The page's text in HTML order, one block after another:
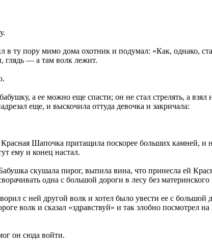
в ту пору мимо дома охотник и подумал: «Как, однако,
глядь — а там волк лежит.
а ее можно еще спасти; он не стал стрелять, а
еще, и выскочила оттуда девочка и закричала:
Шапочка притащила поскорее больших камней, и
ему и конец настал.
скушала пирог, выпила вина, что принесла ей
одна с большой дороги в лесу без материнского
с ней другой волк и хотел было увести ее с
волк и сказал «здравствуй» и так злобно посмотрел
он сюда войти.